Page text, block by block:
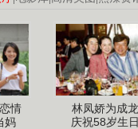
情
妈
林凤娇为成龙
庆祝58岁生